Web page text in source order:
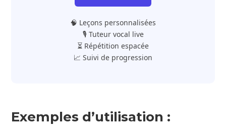
🧠 Leçons personnalisées
🎙️ Tuteur vocal live
⏳ Répétition espacée
📈 Suivi de progression
Exemples d’utilisation :